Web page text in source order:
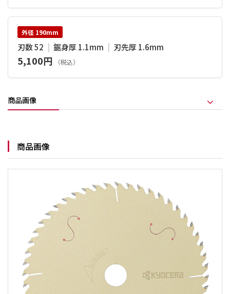
外径 190mm
刃数 52 鋸身厚 1.1mm 刃先厚 1.6mm
5,100円 （税込）
商品画像
商品画像